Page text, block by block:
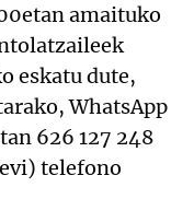
amaituko
eskatu dute,
WhatsApp
626 127 248
telefono